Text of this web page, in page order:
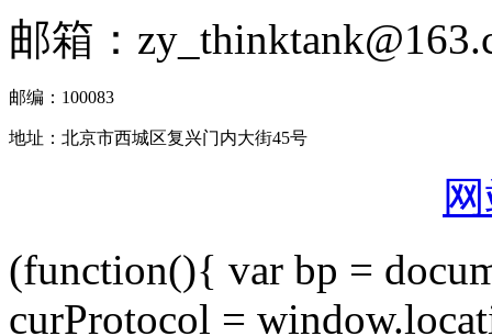
邮箱：
邮编：100083
地址：北京市西城区复兴门内大街45号
(function(){ var bp =
curProtocol =